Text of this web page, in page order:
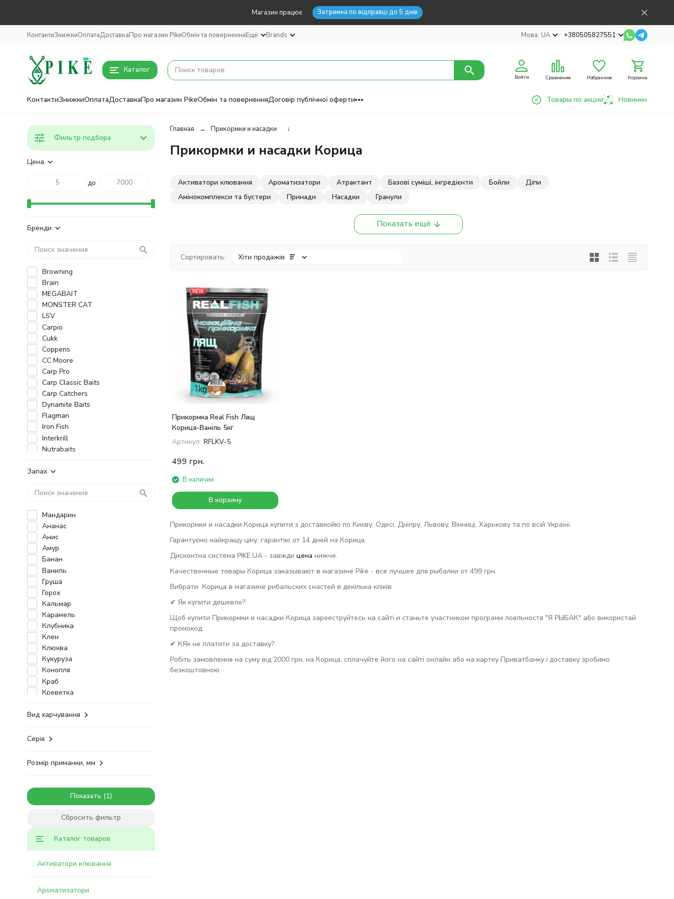
Магазин працює Затримка по відправці до 5 днів
КонтактиЗнижкиОплатаДоставкаПро магазин PikeОбмін та поверненняЕщё Brands Мова: UA +380505827551
Каталог
Войти Сравнение Избранное Корзина
КонтактиЗнижкиОплатаДоставкаПро магазин PikeОбмін та поверненняДоговір публічної оферти Товары по акции Новинки
Главная Прикормки и насадки ↓
Прикормки и насадки Корица
Активатори клювання Ароматизатори Атрактант Базові суміші, інгредієнти Бойли
Діпи
Амінокомплекси та бустери
Принади Насадки Гранули
Показать ещё
Сортировать: Хіти продажів
Прикормка Real Fish Лящ
Кориця-Ваніль 5кг
Артикул: RFLKV-5
499 грн.
В наличии
В корзину
Прикормки и насадки Корица купити з доставкойю по Києву, Одесі, Дніпру, Львову, Вінниці, Харькову та по всій Україні.
Гарантуємо найкращу ціну, гарантію от 14 дней на Корица.
Дисконтна система PIKE.UA - завжди цена нижче.
Качественные товары Корица заказывают в магазине Pike - все лучшее для рыбалки от 499 грн.
Вибрати Корица в магазине рибальских снастей в декілька кліків
✔ Як купити дешевле?
Щоб купити Прикормки и насадки Корица зарееструйтесь на сайті и станьте участником програми лояльностя "Я РЫБАК" або використай
промокод.
✔ КЯк не платити за доставку?
Робіть замовлення на суму від 2000 грн, на Корица, сплачуйте його на сайті онлайн або на картку Приватбанку і доставку зробимо
безкоштовною
Фильтр подбора
Цена
до
Бренди
Browning
Brain
MEGABAIT
MONSTER CAT
LSV
Carpio
Cukk
Coppens
CC Moore
Carp Pro
Carp Classic Baits
Carp Catchers
Dynamite Baits
Flagman
Iron Fish
Interkrill
Nutrabaits
Richworth
Enterprise Tackle
Rocket Baits
Технокарп
Фішка
Orange
Trophej
Robin
XUFEX
Haith's
Запах
Мандарин
Ананас
Анис
Амур
Банан
Ваниль
Груша
Горох
Кальмар
Карамель
Клубника
Клен
Клюква
Кукуруза
Конопля
Краб
Креветка
Лесные ягоды
Ливер
Ракушка
Рак
Слива
Моллюски
Паприка
Персик
Тигровый орех
Шелковица
Вид харчування
Серія
Розмір приманки, мм
Показать
Сбросить фильтр
Каталог товаров
Активатори клювання
Ароматизатори